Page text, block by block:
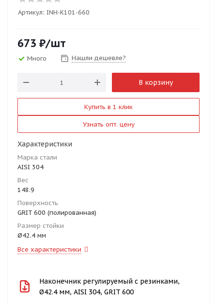
Артикул: INH-K101-660
673 ₽/шт
Много Нашли дешевле?
В корзину
Купить в 1 клик
Узнать опт. цену
Характеристики
Марка стали
AISI 304
Вес
148.9
Поверхность
GRIT 600 (полированная)
Размер стойки
Ø42.4 мм
Все характеристики
Наконечник регулируемый с резинками,
Ø42.4 мм, AISI 304, GRIT 600